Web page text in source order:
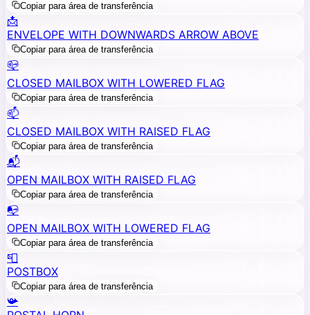
Copiar para área de transferência
📩
ENVELOPE WITH DOWNWARDS ARROW ABOVE
Copiar para área de transferência
📪
CLOSED MAILBOX WITH LOWERED FLAG
Copiar para área de transferência
📫
CLOSED MAILBOX WITH RAISED FLAG
Copiar para área de transferência
📬
OPEN MAILBOX WITH RAISED FLAG
Copiar para área de transferência
📭
OPEN MAILBOX WITH LOWERED FLAG
Copiar para área de transferência
📮
POSTBOX
Copiar para área de transferência
📯